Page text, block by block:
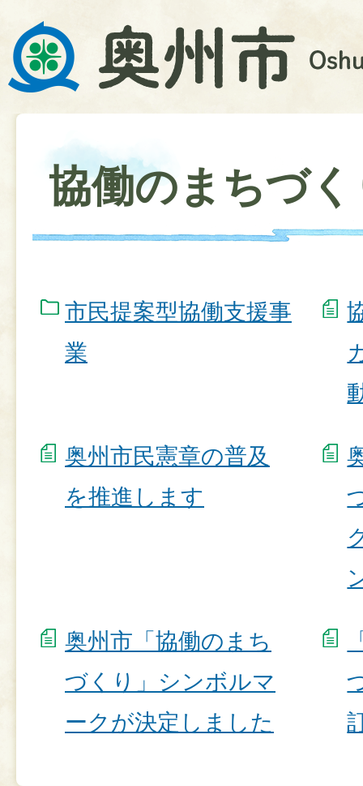
協働のまちづ
市民提案型協働支援事
業
奥州市民憲章の普及
を推進します
奥州市「協働のまち
づくり」シンボルマ
ークが決定しました